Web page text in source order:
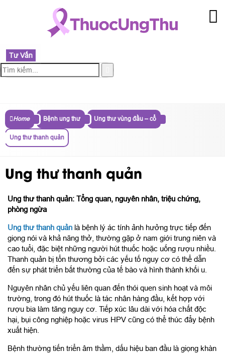
Tư Vấn
Home Bệnh ung thư Ung thư vùng đầu – cổ
Ung thư thanh quản
Ung thư thanh quản
Ung thư thanh quản: Tổng quan, nguyên nhân, triệu chứng,
phòng ngừa
Ung thư thanh quản là bệnh lý ác tính ảnh hưởng trực tiếp đến
giọng nói và khả năng thở, thường gặp ở nam giới trung niên và
cao tuổi, đặc biệt những người hút thuốc hoặc uống rượu nhiều.
Thanh quản bị tổn thương bởi các yếu tố nguy cơ có thể dẫn
đến sự phát triển bất thường của tế bào và hình thành khối u.
Nguyên nhân chủ yếu liên quan đến thói quen sinh hoạt và môi
trường, trong đó hút thuốc là tác nhân hàng đầu, kết hợp với
rượu bia làm tăng nguy cơ. Tiếp xúc lâu dài với hóa chất độc
hại, bụi công nghiệp hoặc virus HPV cũng có thể thúc đẩy bệnh
xuất hiện.
Bệnh thường tiến triển âm thầm, dấu hiệu ban đầu là giọng khàn